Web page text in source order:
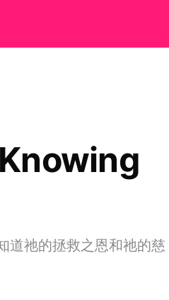
Knowing
道祂的拯救之恩和祂的慈